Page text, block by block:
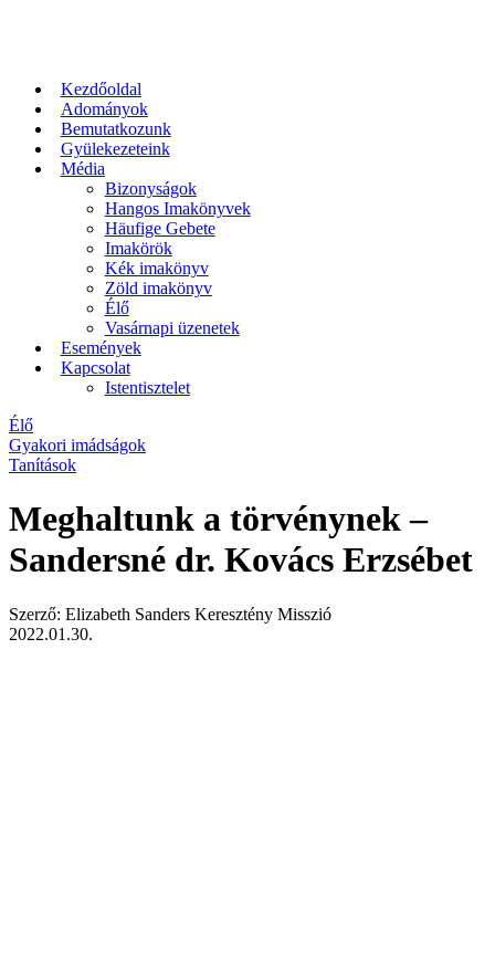
Kezdőoldal
Adományok
Bemutatkozunk
Gyülekezeteink
Média
Bizonyságok
Hangos Imakönyvek
Häufige Gebete
Imakörök
Kék imakönyv
Zöld imakönyv
Élő
Vasárnapi üzenetek
Események
Kapcsolat
Istentisztelet
Élő
Gyakori imádságok
Tanítások
Meghaltunk a törvénynek –
Sandersné dr. Kovács Erzsébet
Szerző: Elizabeth Sanders Keresztény Misszió
2022.01.30.